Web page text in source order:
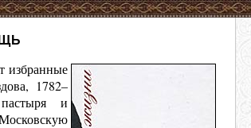
избранные
1782–
и